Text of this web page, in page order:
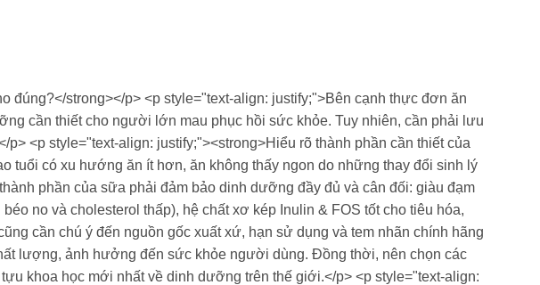
strong></p> <p style="text-align: justify;">Bên cạnh thực đơn ăn
cần thiết cho người lớn mau phục hồi sức khỏe. Tuy nhiên, cần phải lưu
<p style="text-align: justify;"><strong>Hiểu rõ thành phần cần thiết của
tuổi có xu hướng ăn ít hơn, ăn không thấy ngon do những thay đổi sinh lý
phần của sữa phải đảm bảo dinh dưỡng đầy đủ và cân đối: giàu đạm
no và cholesterol thấp), hệ chất xơ kép Inulin & FOS tốt cho tiêu hóa,
cần chú ý đến nguồn gốc xuất xứ, hạn sử dụng và tem nhãn chính hãng
lượng, ảnh hưởng đến sức khỏe người dùng. Đồng thời, nên chọn các
khoa học mới nhất về dinh dưỡng trên thế giới.</p> <p style="text-align: